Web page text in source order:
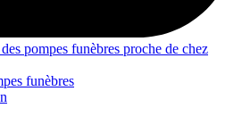
pompes funèbres proche de chez
funèbres